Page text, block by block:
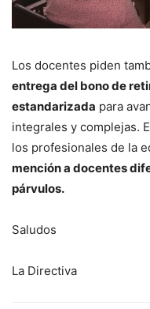
Los docentes piden
entrega del bono de
estandarizada para
integrales y complejas.
los profesionales de la
mención a docentes
párvulos.
Saludos
La Directiva